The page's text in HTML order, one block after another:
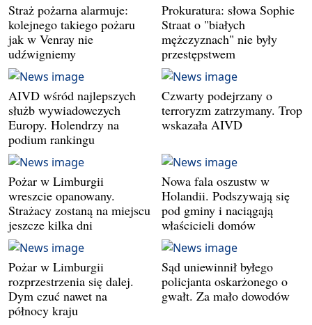
Straż pożarna alarmuje:
kolejnego takiego pożaru
jak w Venray nie
udźwigniemy
Prokuratura: słowa Sophie
Straat o "białych
mężczyznach" nie były
przestępstwem
AIVD wśród najlepszych
służb wywiadowczych
Europy. Holendrzy na
podium rankingu
Czwarty podejrzany o
terroryzm zatrzymany. Trop
wskazała AIVD
Pożar w Limburgii
wreszcie opanowany.
Strażacy zostaną na miejscu
jeszcze kilka dni
Nowa fala oszustw w
Holandii. Podszywają się
pod gminy i naciągają
właścicieli domów
Pożar w Limburgii
rozprzestrzenia się dalej.
Dym czuć nawet na
północy kraju
Sąd uniewinnił byłego
policjanta oskarżonego o
gwałt. Za mało dowodów